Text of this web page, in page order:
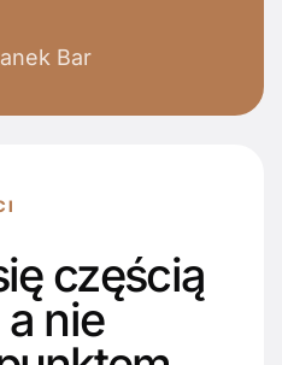
Bar
częścią
nie